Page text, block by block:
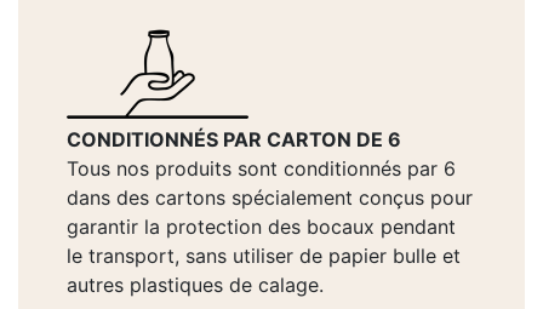
CONDITIONNÉS PAR CARTON DE 6
Tous nos produits sont conditionnés par 6
dans des cartons spécialement conçus pour
garantir la protection des bocaux pendant
le transport, sans utiliser de papier bulle et
autres plastiques de calage.